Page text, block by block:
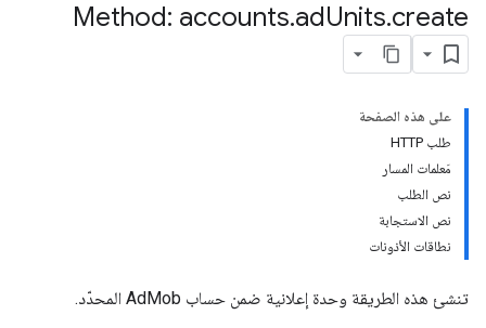
Method: accounts.adUnits.create
على هذه الصفحة
طلب HTTP
مَعلمات المسار
نص الطلب
نص الاستجابة
نطاقات الأذونات
تنشئ هذه الطريقة وحدة إعلانية ضمن حساب AdMob المحدّد.